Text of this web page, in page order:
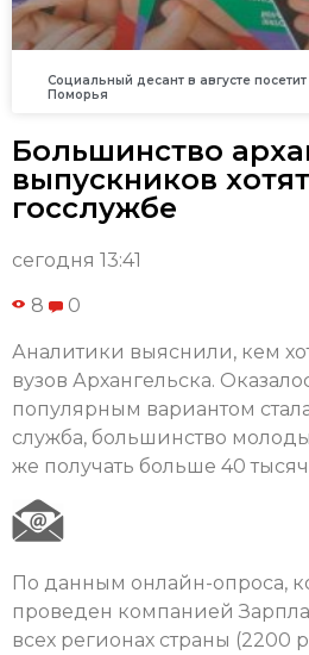
Социальный десант в августе
Поморья
Большинство
выпускников
госслужбе
сегодня 13:41
8 0
Аналитики выяснили, кем
вузов Архангельска.
популярным вариантом
служба, большинство
же получать больше 40
По данным онлайн-опроса,
проведен компанией
всех регионах страны (2200